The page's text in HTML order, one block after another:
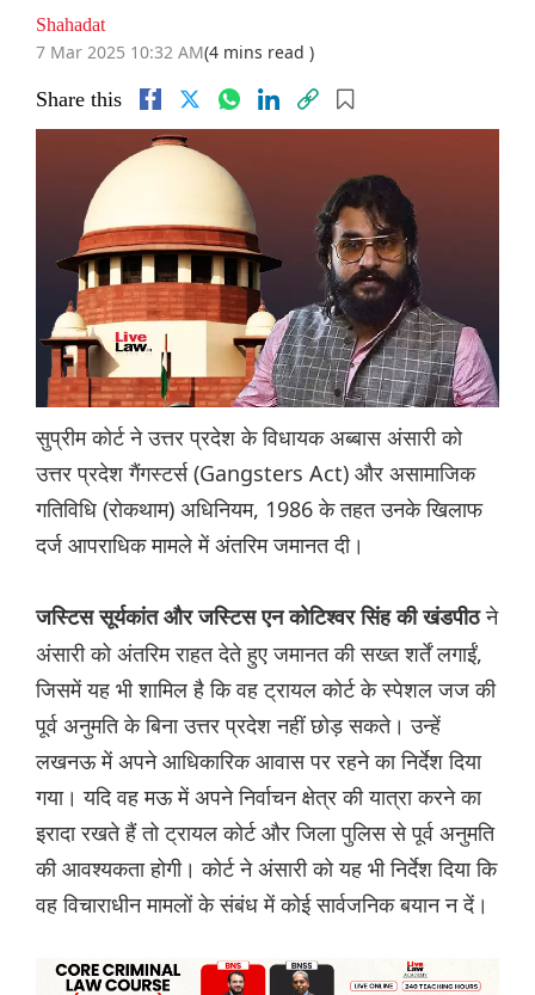
Shahadat
7 Mar 2025 10:32 AM(4 mins read )
Share this
सुप्रीम कोर्ट ने उत्तर प्रदेश के विधायक अब्बास अंसारी को
उत्तर प्रदेश गैंगस्टर्स (Gangsters Act) और असामाजिक
गतिविधि (रोकथाम) अधिनियम, 1986 के तहत उनके खिलाफ
दर्ज आपराधिक मामले में अंतरिम जमानत दी।
जस्टिस सूर्यकांत और जस्टिस एन कोटिश्वर सिंह की खंडपीठने
अंसारी को अंतरिम राहत देते हुए जमानत की सख्त शर्तें लगाईं,
जिसमें यह भी शामिल है कि वह ट्रायल कोर्ट के स्पेशल जज की
पूर्व अनुमति के बिना उत्तर प्रदेश नहीं छोड़ सकते। उन्हें
लखनऊ में अपने आधिकारिक आवास पर रहने का निर्देश दिया
गया। यदि वह मऊ में अपने निर्वाचन क्षेत्र की यात्रा करने का
इरादा रखते हैं तो ट्रायल कोर्ट और जिला पुलिस से पूर्व अनुमति
की आवश्यकता होगी। कोर्ट ने अंसारी को यह भी निर्देश दिया कि
वह विचाराधीन मामलों के संबंध में कोई सार्वजनिक बयान न दें।